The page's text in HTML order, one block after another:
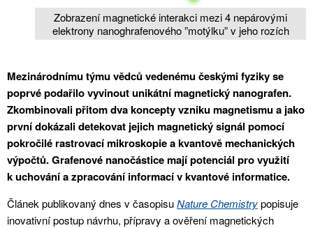
Zobrazení magnetické interakci mezi 4 nepárovými
elektrony nanoghrafenového ”motýlku” v jeho rozích
Mezinárodnímu týmu vědců vedenému českými fyziky se
poprvé podařilo vyvinout unikátní magnetický nanografen.
Zkombinovali přitom dva koncepty vzniku magnetismu a jako
první dokázali detekovat jejich magnetický signál pomocí
pokročilé rastrovací mikroskopie a kvantově mechanických
výpočtů. Grafenové nanočástice mají potenciál pro využití
k uchování a zpracování informací v kvantové informatice.
Článek publikovaný dnes v časopisuNature Chemistrypopisuje
inovativní postup návrhu, přípravy a ověření magnetických